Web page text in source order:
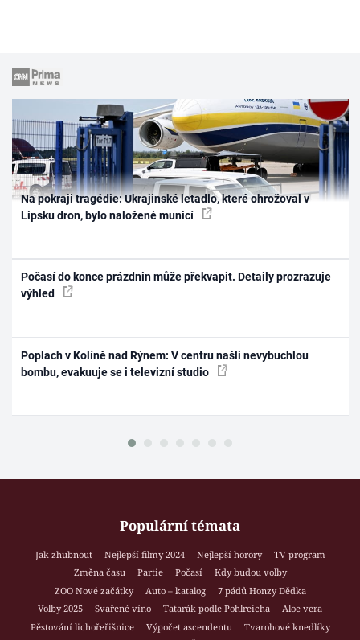
Na pokraji tragédie: Ukrajinské letadlo, které ohrožoval v
Lipsku dron, bylo naložené municí
Počasí do konce prázdnin může překvapit. Detaily prozrazuje
výhled
Poplach v Kolíně nad Rýnem: V centru našli nevybuchlou
bombu, evakuuje se i televizní studio
Populární témata
Jak zhubnout Nejlepší filmy 2024 Nejlepší horory
TV program
Změna času
Partie Počasí
Kdy budou volby
ZOO Nové začátky
Auto – katalog
7 pádů Honzy Dědka
Volby 2025
Svařené víno Tatarák podle Pohlreicha
Aloe vera
Pěstování lichořeřišnice
Výpočet ascendentu
Tvarohové knedlíky